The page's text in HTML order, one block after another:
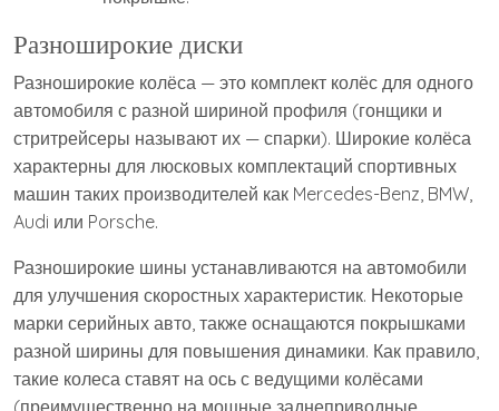
Разноширокие диски
Разноширокие колёса — это комплект колёс для одного
автомобиля с разной шириной профиля (гонщики и
стритрейсеры называют их — спарки). Широкие колёса
характерны для люсковых комплектаций спортивных
машин таких производителей как Mercedes-Benz, BMW,
Audi или Porsche.
Разноширокие шины устанавливаются на автомобили
для улучшения скоростных характеристик. Некоторые
марки серийных авто, также оснащаются покрышками
разной ширины для повышения динамики. Как правило,
такие колеса ставят на ось с ведущими колёсами
(преимущественно на мощные заднеприводные